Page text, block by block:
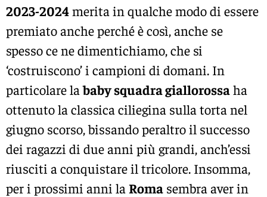
2023-2024merita in qualche modo di essere
premiato anche perché è così, anche se
spesso ce ne dimentichiamo, che si
‘costruiscono’ i campioni di domani. In
particolare lababy squadra giallorossaha
ottenuto la classica ciliegina sulla torta nel
giugno scorso, bissando peraltro il successo
dei ragazzi di due anni più grandi, anch’essi
riusciti a conquistare il tricolore. Insomma,
per i prossimi anni la Roma sembra aver in